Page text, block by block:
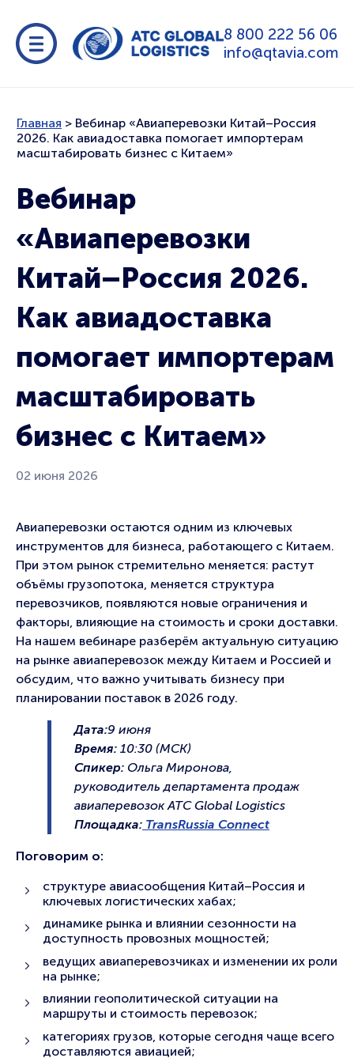
8 800 222 56 06
info@qtavia.com
Главная > Вебинар «Авиаперевозки Китай–Россия
2026. Как авиадоставка помогает импортерам
масштабировать бизнес с Китаем»
Вебинар
«Авиаперевозки
Китай–Россия 2026.
Как авиадоставка
помогает импортерам
масштабировать
бизнес с Китаем»
02 июня 2026
Авиаперевозки остаются одним из ключевых
инструментов для бизнеса, работающего с Китаем.
При этом рынок стремительно меняется: растут
объёмы грузопотока, меняется структура
перевозчиков, появляются новые ограничения и
факторы, влияющие на стоимость и сроки доставки.
На нашем вебинаре разберём актуальную ситуацию
на рынке авиаперевозок между Китаем и Россией и
обсудим, что важно учитывать бизнесу при
планировании поставок в 2026 году.
Дата:9 июня
Время: 10:30 (МСК)
Спикер: Ольга Миронова,
руководитель департамента продаж
авиаперевозок ATC Global Logistics
Площадка: TransRussia Connect
Поговорим о:
структуре авиасообщения Китай–Россия и
ключевых логистических хабах;
динамике рынка и влиянии сезонности на
доступность провозных мощностей;
ведущих авиаперевозчиках и изменении их роли
на рынке;
влиянии геополитической ситуации на
маршруты и стоимость перевозок;
категориях грузов, которые сегодня чаще всего
доставляются авиацией;